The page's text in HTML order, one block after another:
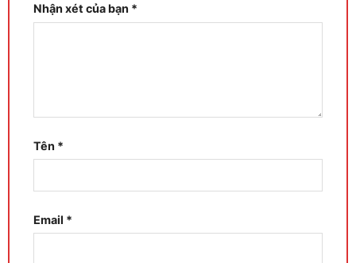
Nhận xét của bạn *
Tên *
Email *